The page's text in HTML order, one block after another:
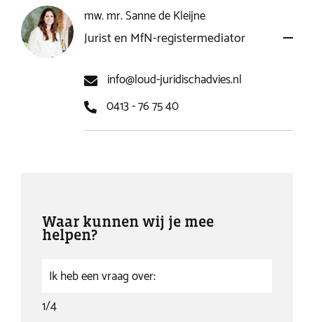
mw. mr. Sanne de Kleijne
Jurist en MfN-registermediator
info@loud-juridischadvies.nl
0413 - 76 75 40
Waar kunnen wij je mee
helpen?
Ik heb een vraag over:
1/4